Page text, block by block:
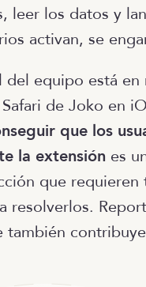
leer los datos y
activan, se
del equipo está
de Joko en
que los
la extensión es
que
resolverlos.
también